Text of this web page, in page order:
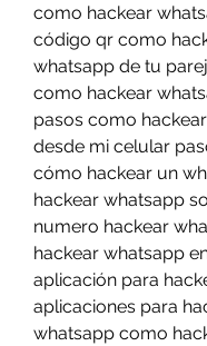
como hackear
código qr como
whatsapp de tu
como hackear
pasos como
desde mi celular
cómo hackear un
hackear whatsapp
numero hackear
hackear whatsapp
aplicación para
aplicaciones para
whatsapp como